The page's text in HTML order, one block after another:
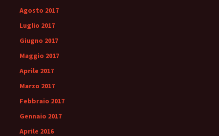
Agosto 2017
Luglio 2017
Giugno 2017
Maggio 2017
Aprile 2017
Marzo 2017
Febbraio 2017
Gennaio 2017
Aprile 2016